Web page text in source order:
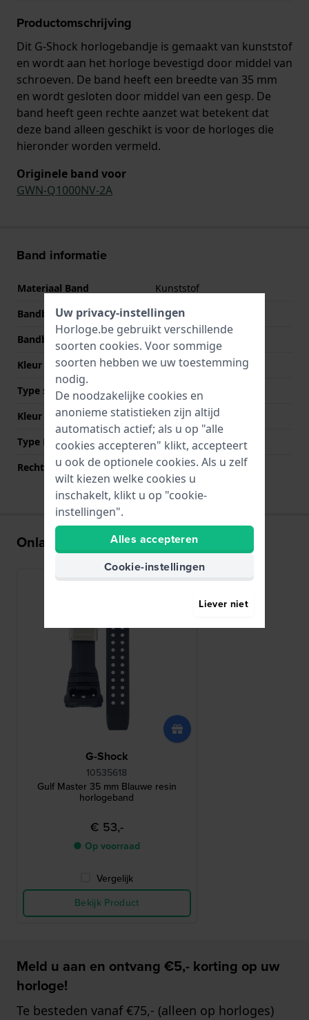
Productomschrijving
Dit G-Shock horlogebandje is gemaakt van kunststof
en wordt aan het horloge bevestigd door middel van
schroeven. De band heeft een breedte van 35 mm
en wordt gesloten door middel van een gesp. De
band heeft geen rechte aanzet wat betekent dat
deze band alleen geschikt is voor de horloges die
hieronder worden vermeld.
Originele band voor
GWN-Q1000NV-2A
Band informatie
Materiaal Band
Kunststof
Bandbreedte
35 mm
Bandbreedte bij sluiting
Kleur Band
Blauw
Type sluiting
Gesp
Kleur sluiting
Zilver
Type Bevestiging
Schroeven
Rechte aanzet
Nee
Onlangs bekeken
G-Shock
10535618
Gulf Master 35 mm Blauwe resin
horlogeband
€ 53,-
● Op voorraad
Vergelijk
Bekijk Product
Meld u aan en ontvang €5,- korting op uw
horloge!
Te besteden vanaf €75,- (alleen op horloges)
Uw privacy-instellingen
Horloge.be gebruikt verschillende
soorten cookies. Voor sommige
soorten hebben we uw toestemming
nodig.
De noodzakelijke cookies en
anonieme statistieken zijn altijd
automatisch actief; als u op "alle
cookies accepteren" klikt, accepteert
u ook de optionele cookies. Als u zelf
wilt kiezen welke cookies u
inschakelt, klikt u op "cookie-
instellingen".
Alles accepteren
Cookie-instellingen
Liever niet